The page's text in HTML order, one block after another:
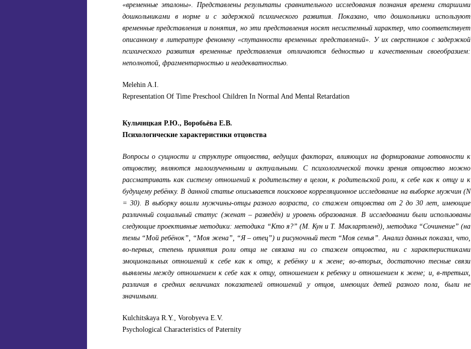
«временные эталоны». Представлены результаты сравнительного исследования познания времени старшими
дошкольниками в норме и с задержкой психического развития. Показано, что дошкольники используют
временные представления и понятия, но эти представления носят несистемный характер, что соответствует
описанному в литературе феномену «спутанности временных представлений». У их сверстников с задержкой
психического развития временные представления отличаются бедностью и качественным своеобразием:
неполнотой, фрагментарностью и неадекватностью.
Melehin A.I.
Representation Of Time Preschool Children In Normal And Mental Retardation
Кульчицкая Р.Ю., Воробьёва Е.В.
Психологические характеристики отцовства
Вопросы о сущности и структуре отцовства, ведущих факторах, влияющих на формирование готовности к
отцовству, являются малоизученными и актуальными. С психологической точки зрения отцовство можно
рассматривать как систему отношений к родительству в целом, к родительской роли, к себе как к отцу и к
будущему ребёнку. В данной статье описывается поисковое корреляционное исследование на выборке мужчин (N
= 30). В выборку вошли мужчины-отцы разного возраста, со стажем отцовства от 2 до 30 лет, имеющие
различный социальный статус (женат – разведён) и уровень образования. В исследовании были использованы
следующие проективные методики: методика “Кто я?” (М. Кун и Т. Маклартленд), методика “Сочинение” (на
темы “Мой ребёнок”, “Моя жена”, “Я – отец”) и рисуночный тест “Моя семья”. Анализ данных показал, что,
во-первых, степень принятия роли отца не связана ни со стажем отцовства, ни с характеристиками
эмоциональных отношений к себе как к отцу, к ребёнку и к жене; во-вторых, достаточно тесные связи
выявлены между отношением к себе как к отцу, отношением к ребенку и отношением к жене; и, в-третьих,
различия в средних величинах показателей отношений у отцов, имеющих детей разного пола, были не
значимыми.
Kulchitskaya R.Y., Vorobyeva E.V.
Psychological Characteristics of Paternity